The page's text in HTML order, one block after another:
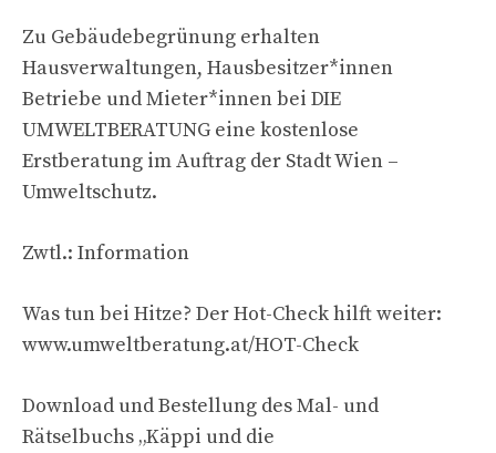
Zu Gebäudebegrünung erhalten
Hausverwaltungen, Hausbesitzer*innen
Betriebe und Mieter*innen bei DIE
UMWELTBERATUNG eine kostenlose
Erstberatung im Auftrag der Stadt Wien –
Umweltschutz.
Zwtl.: Information
Was tun bei Hitze? Der Hot-Check hilft weiter:
www.umweltberatung.at/HOT-Check
Download und Bestellung des Mal- und
Rätselbuchs „Käppi und die